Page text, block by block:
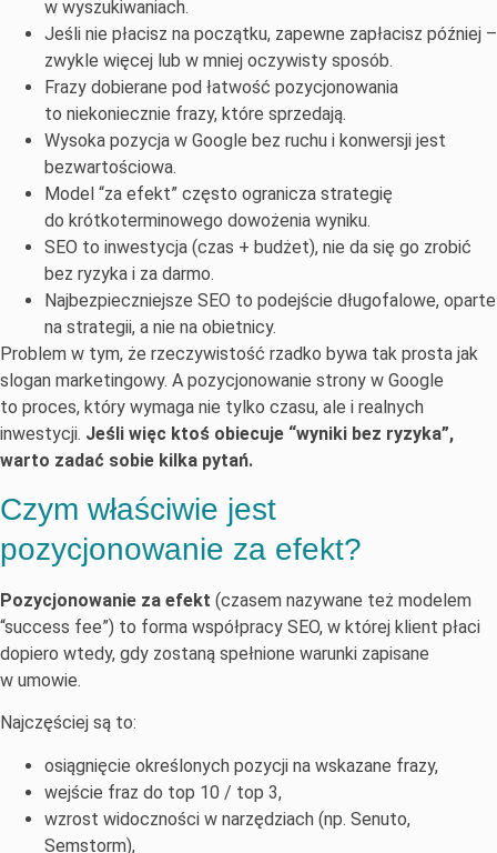
w wyszukiwaniach.
Jeśli nie płacisz na początku, zapewne zapłacisz później –
zwykle więcej lub w mniej oczywisty sposób.
Frazy dobierane pod łatwość pozycjonowania
to niekoniecznie frazy, które sprzedają.
Wysoka pozycja w Google bez ruchu i konwersji jest
bezwartościowa.
Model “za efekt” często ogranicza strategię
do krótkoterminowego dowożenia wyniku.
SEO to inwestycja (czas + budżet), nie da się go zrobić
bez ryzyka i za darmo.
Najbezpieczniejsze SEO to podejście długofalowe, oparte
na strategii, a nie na obietnicy.
Problem w tym, że rzeczywistość rzadko bywa tak prosta jak
slogan marketingowy. A pozycjonowanie strony w Google
to proces, który wymaga nie tylko czasu, ale i realnych
inwestycji. Jeśli więc ktoś obiecuje “wyniki bez ryzyka”,
warto zadać sobie kilka pytań.
Czym właściwie jest
pozycjonowanie za efekt?
Pozycjonowanie za efekt (czasem nazywane też modelem
“success fee”) to forma współpracy SEO, w której klient płaci
dopiero wtedy, gdy zostaną spełnione warunki zapisane
w umowie.
Najczęściej są to:
osiągnięcie określonych pozycji na wskazane frazy,
wejście fraz do top 10 / top 3,
wzrost widoczności w narzędziach (np. Senuto,
Semstorm),